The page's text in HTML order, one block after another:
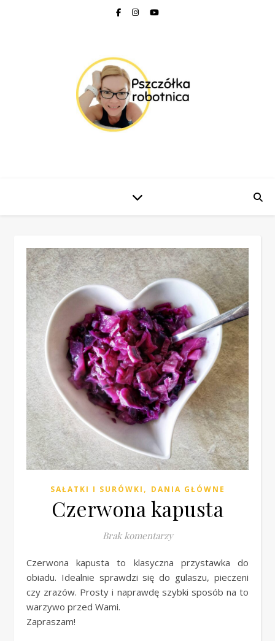
SAŁATKI I SURÓWKI , DANIA GŁÓWNE
Czerwona kapusta
Brak komentarzy
Czerwona kapusta to klasyczna przystawka do
obiadu. Idealnie sprawdzi się do gulaszu, pieczeni
czy zrazów. Prosty i naprawdę szybki sposób na to
warzywo przed Wami.
Zapraszam!